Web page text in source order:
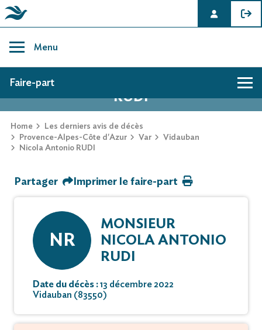
content
Menu
AVIS DE DÉCÈS DE NICOLA ANTONIO
RUDI
Home
Les derniers avis de décès
Provence-Alpes-Côte d'Azur
Var
Vidauban
Nicola Antonio RUDI
Faire-part
Faire-part
Partager Imprimer le faire-part
NR
MONSIEUR
NICOLA ANTONIO
RUDI
Date du décès :13 décembre 2022
Vidauban (83550)